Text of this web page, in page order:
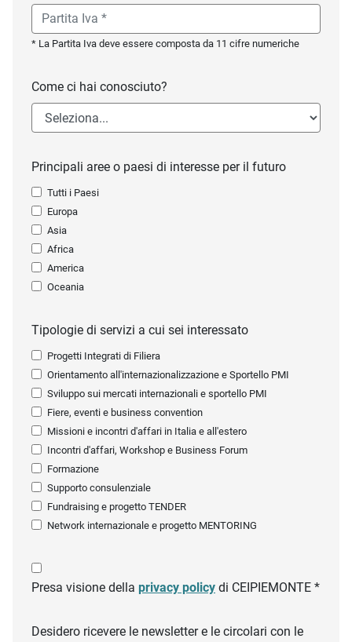
* La Partita Iva deve essere composta da 11 cifre numeriche
Come ci hai conosciuto?
Principali aree o paesi di interesse per il futuro
Tutti i Paesi
Europa
Asia
Africa
America
Oceania
Tipologie di servizi a cui sei interessato
Progetti Integrati di Filiera
Orientamento all'internazionalizzazione e Sportello PMI
Sviluppo sui mercati internazionali e sportello PMI
Fiere, eventi e business convention
Missioni e incontri d'affari in Italia e all'estero
Incontri d'affari, Workshop e Business Forum
Formazione
Supporto consulenziale
Fundraising e progetto TENDER
Network internazionale e progetto MENTORING
Presa visione della privacy policy di CEIPIEMONTE *
Desidero ricevere le newsletter e le circolari con le